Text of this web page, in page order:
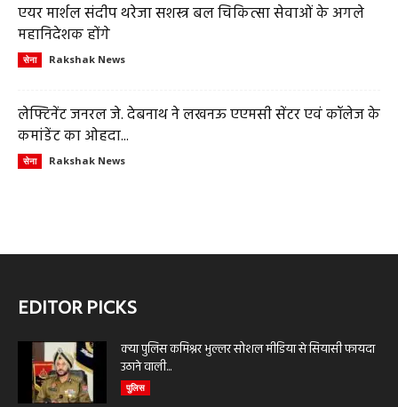
एयर मार्शल संदीप थरेजा सशस्त्र बल चिकित्सा सेवाओं के अगले
महानिदेशक होंगे
सेना Rakshak News
लेफ्टिनेंट जनरल जे. देबनाथ ने लखनऊ एएमसी सेंटर एवं कॉलेज के
कमांडेंट का ओहदा...
सेना Rakshak News
EDITOR PICKS
क्या पुलिस कमिश्नर भुल्लर सोशल मीडिया से सियासी फायदा
उठाने वाली...
पुलिस